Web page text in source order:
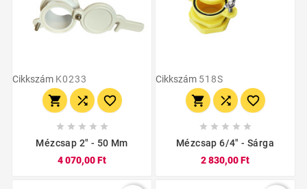
Cikkszám K0233
  
    
Mézcsap 2″ - 50 Mm
4 070,00 Ft
Cikkszám 518S
  
    
Mézcsap 6/4" - Sárga
2 830,00 Ft